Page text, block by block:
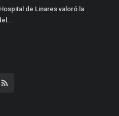
de Linares valoró la